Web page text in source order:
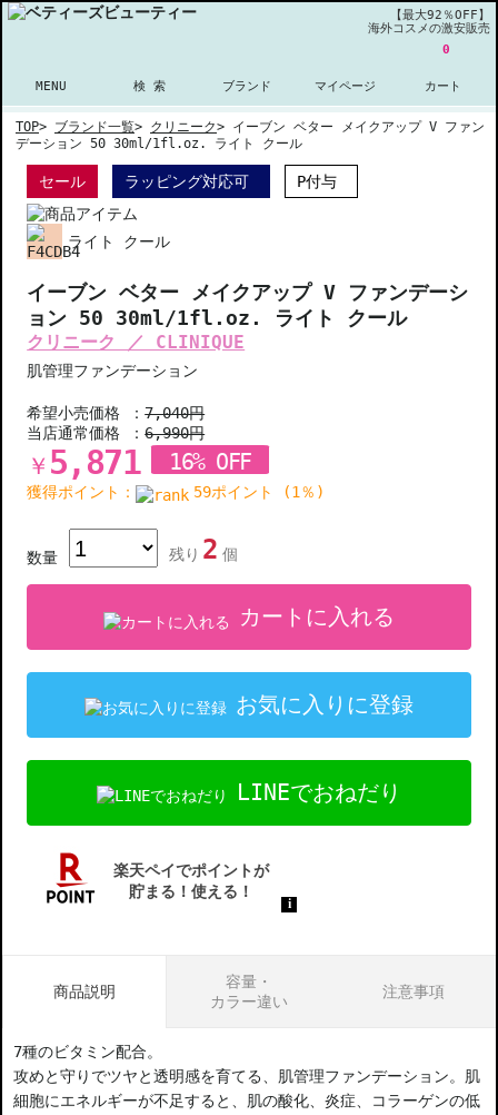
【最大92％OFF】
海外コスメの激安販売
MENU 検 索 ブランド マイページ
0
カート
TOP> ブランド一覧> クリニーク> イーブン ベター メイクアップ V ファン
デーション 50 30ml/1fl.oz. ライト クール
セール ラッピング対応可 P付与
ライト クール
イーブン ベター メイクアップ V ファンデーシ
ョン 50 30ml/1fl.oz. ライト クール
クリニーク ／ CLINIQUE
肌管理ファンデーション
希望小売価格 ：7,040円
当店通常価格 ：6,990円
￥ 5,871 16% OFF
獲得ポイント： 59ポイント (1％)
数量 残り 2 個
カートに入れる
お気に入りに登録
LINEでおねだり
商品説明
容量・
カラー違い
注意事項
7種のビタミン配合。
攻めと守りでツヤと透明感を育てる、肌管理ファンデーション。肌
細胞にエネルギーが不足すると、肌の酸化、炎症、コラーゲンの低